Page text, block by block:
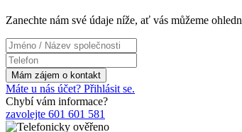
Zanechte nám své údaje níže, ať vás můžeme
Máte u nás účet? Přihlásit se.
Chybí vám informace?
zavolejte 601 601 581